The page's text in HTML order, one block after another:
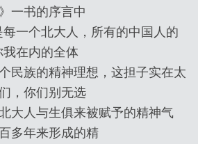
一书的序言中
一个北大人，所有的中国人的
在内的全体
民族的精神理想，这担子实在太
，你们别无选
大人与生俱来被赋予的精神气
多年来形成的精